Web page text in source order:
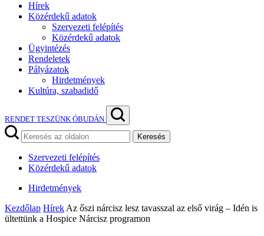
Hírek
Közérdekű adatok
Szervezeti felépítés
Közérdekű adatok
Ügyintézés
Rendeletek
Pályázatok
Hirdetmények
Kultúra, szabadidő
RENDET TESZÜNK ÓBUDÁN
Keresés
Szervezeti felépítés
Közérdekű adatok
Hirdetmények
Kezdőlap Hírek Az őszi nárcisz lesz tavasszal az első virág – Idén is
ültettünk a Hospice Nárcisz programon